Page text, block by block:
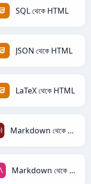
SQL থেকে HTML
JSON থেকে HTML
LaTeX থেকে HTML
Markdown থেকে ActionScript
Markdown থেকে AsciiDoc